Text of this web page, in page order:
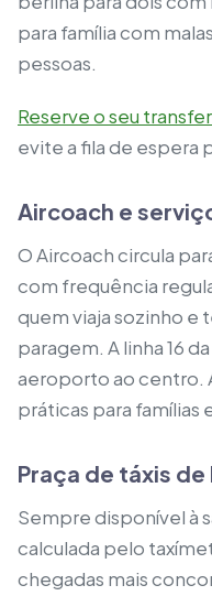
para família com
pessoas.
Reserve o seu
evite a fila de espera
Aircoach e
O Aircoach circula
com frequência
quem viaja sozinho e
paragem. A linha 16
aeroporto ao centro.
práticas para famílias
Praça de táxis de
Sempre disponível à
calculada pelo
chegadas mais